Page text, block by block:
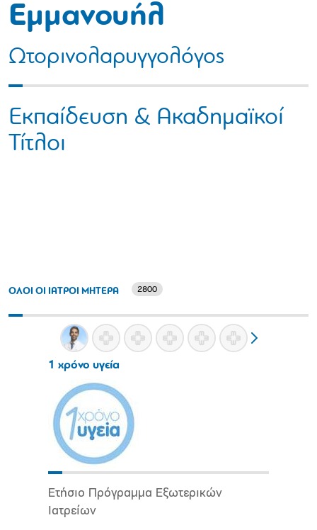
Εμμανουήλ
Ωτορινολαρυγγολόγος
Εκπαίδευση & Ακαδημαϊκοί
Τίτλοι
ΟΛΟΙ ΟΙ ΙΑΤΡΟΙ ΜΗΤΕΡΑ 2800
1 χρόνο υγεία
Ετήσιο Πρόγραμμα Εξωτερικών
Ιατρείων